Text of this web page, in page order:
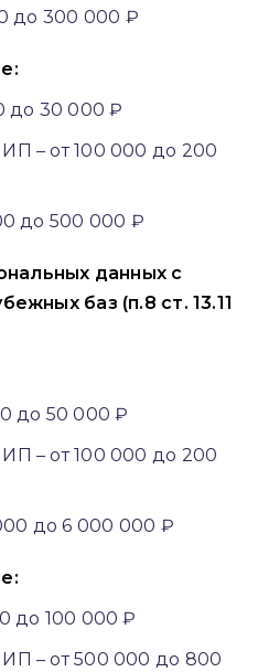
до 300 000 ₽
до 30 000 ₽
– от 100 000 до 200
до 500 000 ₽
данных с
баз (п.8 ст. 13.11
до 50 000 ₽
– от 100 000 до 200
до 6 000 000 ₽
до 100 000 ₽
– от 500 000 до 800